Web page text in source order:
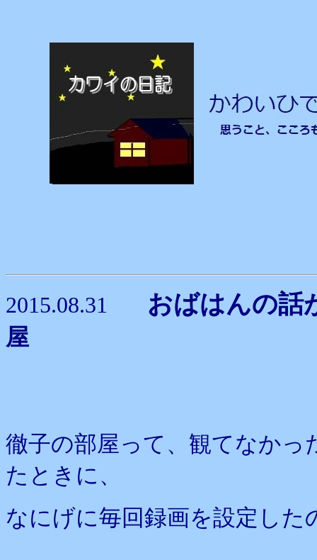
2015.08.31 おばはんの
屋
徹子の部屋って、観てなかっ
たときに、
なにげに毎回録画を設定した